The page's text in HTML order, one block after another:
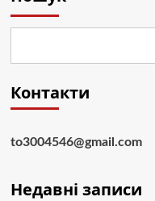
Контакти
to3004546@gmail.com
Недавні записи